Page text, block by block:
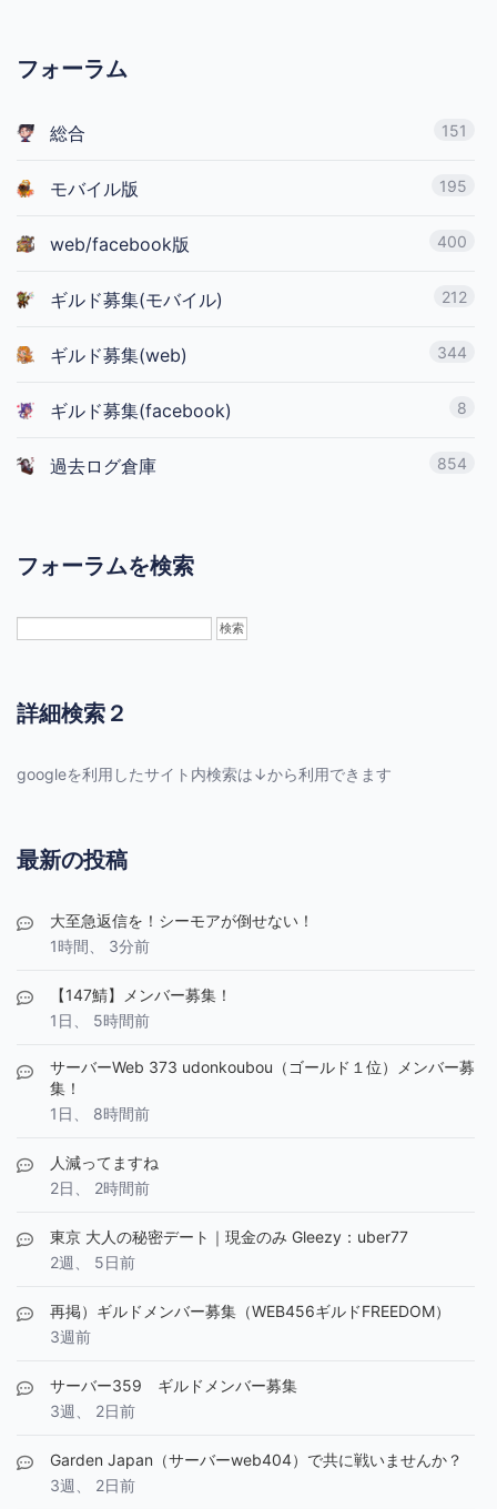
フォーラム
総合 151
モバイル版 195
web/facebook版 400
ギルド募集(モバイル) 212
ギルド募集(web) 344
ギルド募集(facebook) 8
過去ログ倉庫 854
フォーラムを検索
詳細検索２
googleを利用したサイト内検索は↓から利用できます
最新の投稿
大至急返信を！シーモアが倒せない！
1時間、 3分前
【147鯖】メンバー募集！
1日、 5時間前
サーバーWeb 373 udonkoubou（ゴールド１位）メンバー募
集！
1日、 8時間前
人減ってますね
2日、 2時間前
東京 大人の秘密デート｜現金のみ Gleezy：uber77
2週、 5日前
再掲）ギルドメンバー募集（WEB456ギルドFREEDOM）
3週前
サーバー359 ギルドメンバー募集
3週、 2日前
Garden Japan（サーバーweb404）で共に戦いませんか？
3週、 2日前